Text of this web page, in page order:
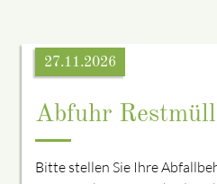
Abfuhr
27.11.2026
Bitte stellen Sie Ihre